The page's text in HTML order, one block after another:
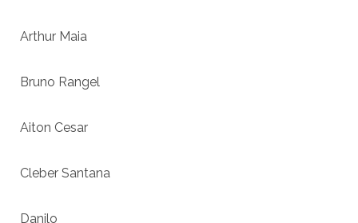
Arthur Maia
Bruno Rangel
Aiton Cesar
Cleber Santana
Danilo